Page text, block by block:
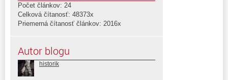
Počet článkov: 24
Celková čítanosť: 48373x
Priemerná čítanosť článkov: 2016x
Autor blogu
historik